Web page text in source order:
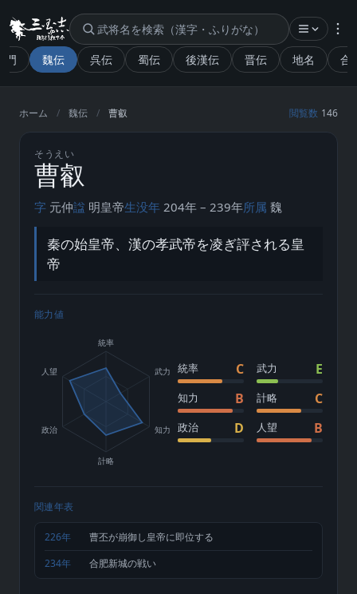
門 魏伝 呉伝 蜀伝 後漢伝 晋伝 地名 合
曹叡 魏
ホーム / 魏伝 / 曹叡 閲覧数 146
魏
そうえい
曹叡
字 元仲諡 明皇帝生没年 204年 – 239年所属 魏
秦の始皇帝、漢の孝武帝を凌ぎ評される皇
帝
能力値
統率
武力
知力
計略
政治
人望 統率 C 武力 E
知力 B 計略 C
政治 D 人望 B
関連年表
226年
曹丕が崩御し皇帝に即位する
234年
合肥新城の戦い